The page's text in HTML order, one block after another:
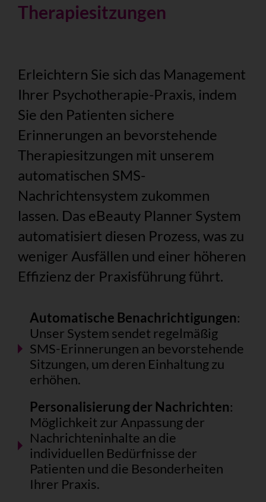
Therapiesitzungen
Erleichtern Sie sich das Management
Ihrer Psychotherapie-Praxis, indem
Sie den Patienten sichere
Erinnerungen an bevorstehende
Therapiesitzungen mit unserem
automatischen SMS-
Nachrichtensystem zukommen
lassen. Das eBeauty Planner System
automatisiert diesen Prozess, was zu
weniger Ausfällen und einer höheren
Effizienz der Praxisführung führt.
Automatische Benachrichtigungen:
Unser System sendet regelmäßig
SMS-Erinnerungen an bevorstehende
Sitzungen, um deren Einhaltung zu
erhöhen.
Personalisierung der Nachrichten:
Möglichkeit zur Anpassung der
Nachrichteninhalte an die
individuellen Bedürfnisse der
Patienten und die Besonderheiten
Ihrer Praxis.